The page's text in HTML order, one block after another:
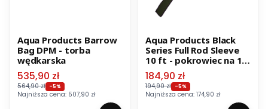
Aqua Products Barrow
Bag DPM - torba
wędkarska
Cena promocyjna
535,90 zł
564,90 zł -5%
Najniższa cena: 507,90 zł
Aqua Products Black
Series Full Rod Sleeve
10 ft - pokrowiec na 1
wędkę
Cena promocyjna
184,90 zł
194,90 zł -5%
Najniższa cena: 174,90 zł